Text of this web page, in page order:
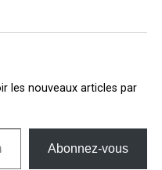
les nouveaux articles par
Abonnez-vous